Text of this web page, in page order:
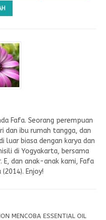
Fafa. Seorang perempuan
dan ibu rumah tangga, dan
luar biasa dengan karya dan
di Yogyakarta, bersama
E, dan anak-anak kami, Fafa
Enjoy!
MENCOBA ESSENTIAL OIL